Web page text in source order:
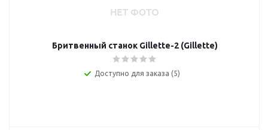
Бритвенный станок Gillette-2 (Gillette)
Доступно для заказа (5)